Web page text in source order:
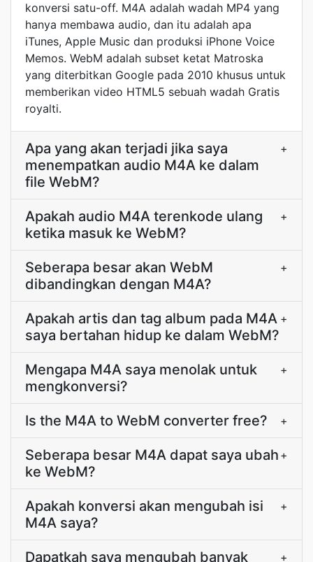
konversi satu-off. M4A adalah wadah MP4 yang
hanya membawa audio, dan itu adalah apa
iTunes, Apple Music dan produksi iPhone Voice
Memos. WebM adalah subset ketat Matroska
yang diterbitkan Google pada 2010 khusus untuk
memberikan video HTML5 sebuah wadah Gratis
royalti.
Apa yang akan terjadi jika saya
menempatkan audio M4A ke dalam
file WebM?
+
Apakah audio M4A terenkode ulang
ketika masuk ke WebM?
+
Seberapa besar akan WebM
dibandingkan dengan M4A?
+
Apakah artis dan tag album pada M4A
saya bertahan hidup ke dalam WebM?
+
Mengapa M4A saya menolak untuk
mengkonversi?
+
Is the M4A to WebM converter free? +
Seberapa besar M4A dapat saya ubah
ke WebM?
+
Apakah konversi akan mengubah isi
M4A saya?
+
Dapatkah saya mengubah banyak +